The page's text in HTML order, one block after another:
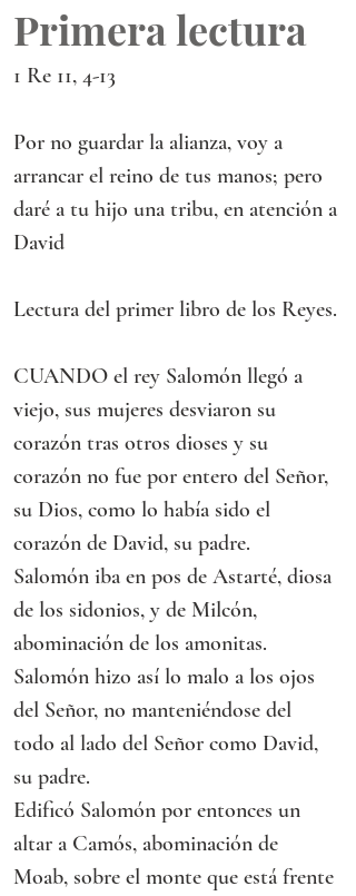
Primera lectura
1 Re 11, 4-13
Por no guardar la alianza, voy a
arrancar el reino de tus manos; pero
daré a tu hijo una tribu, en atención a
David
Lectura del primer libro de los Reyes.
CUANDO el rey Salomón llegó a
viejo, sus mujeres desviaron su
corazón tras otros dioses y su
corazón no fue por entero del Señor,
su Dios, como lo había sido el
corazón de David, su padre.
Salomón iba en pos de Astarté, diosa
de los sidonios, y de Milcón,
abominación de los amonitas.
Salomón hizo así lo malo a los ojos
del Señor, no manteniéndose del
todo al lado del Señor como David,
su padre.
Edificó Salomón por entonces un
altar a Camós, abominación de
Moab, sobre el monte que está frente